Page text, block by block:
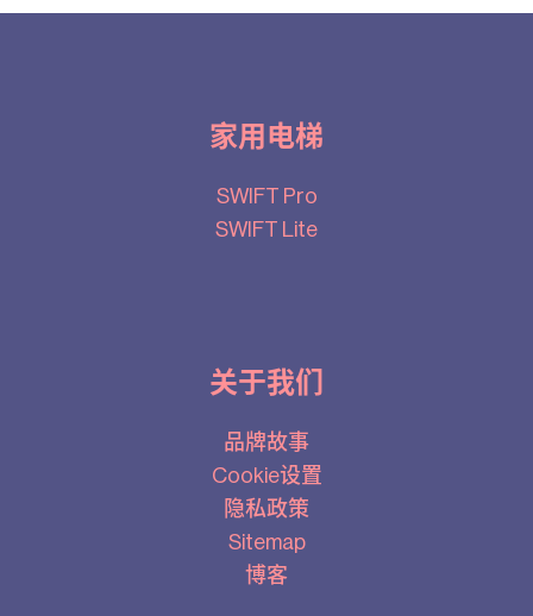
家用电梯
SWIFT Pro
SWIFT Lite
关于我们
品牌故事
Cookie设置
隐私政策
Sitemap
博客